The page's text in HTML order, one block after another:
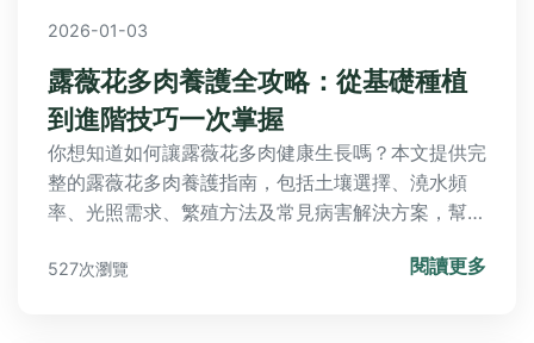
2026-01-03
露薇花多肉養護全攻略：從基礎種植
到進階技巧一次掌握
你想知道如何讓露薇花多肉健康生長嗎？本文提供完
整的露薇花多肉養護指南，包括土壤選擇、澆水頻
率、光照需求、繁殖方法及常見病害解決方案，幫助
527次瀏覽 閱讀更多